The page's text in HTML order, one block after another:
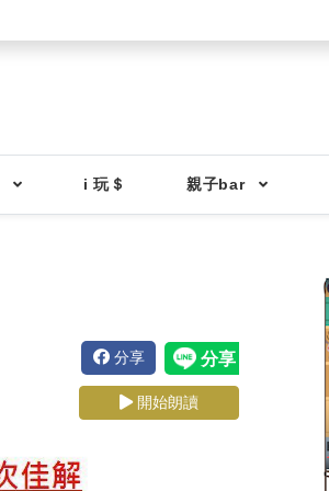
i 玩＄ 親子bar
分享
開始朗讀